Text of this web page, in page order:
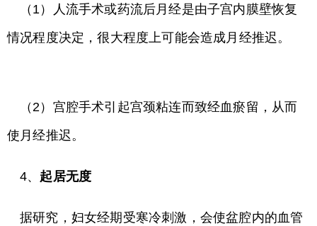
（1）人流手术或药流后月经是由子宫内膜壁恢复
情况程度决定，很大程度上可能会造成月经推迟。
（2）宫腔手术引起宫颈粘连而致经血瘀留，从而
使月经推迟。
4、 起居无度
据研究，妇女经期受寒冷刺激，会使盆腔内的血管